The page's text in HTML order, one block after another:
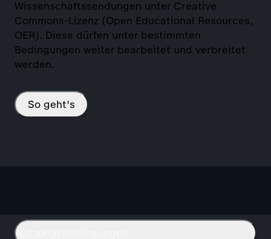
Wissenschaftssendungen unter Creative
Commons-Lizenz (Open Educational Resources,
OER). Diese dürfen unter bestimmten
Bedingungen weiter bearbeitet und verbreitet
werden.
So geht's
Nutzungsbedingungen